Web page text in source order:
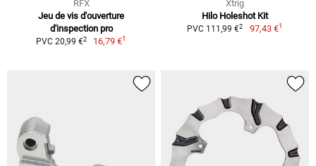
RFX
Jeu de vis d'ouverture
d'inspection pro
PVC 20,99 €2 16,79 €1
Xtrig
Hilo Holeshot Kit
PVC 111,99 €2 97,43 €1